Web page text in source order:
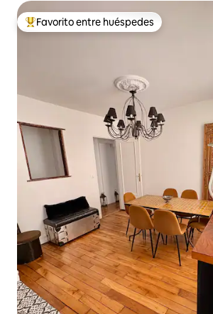
Favorito entre huéspedes preferido
Favorito entre huéspedes